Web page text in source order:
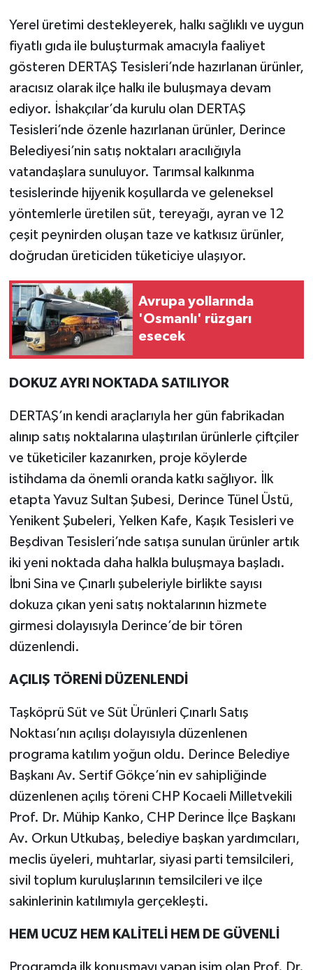
Yerel üretimi destekleyerek, halkı sağlıklı ve uygun
fiyatlı gıda ile buluşturmak amacıyla faaliyet
gösteren DERTAŞ Tesisleri’nde hazırlanan ürünler,
aracısız olarak ilçe halkı ile buluşmaya devam
ediyor. İshakçılar’da kurulu olan DERTAŞ
Tesisleri’nde özenle hazırlanan ürünler, Derince
Belediyesi’nin satış noktaları aracılığıyla
vatandaşlara sunuluyor. Tarımsal kalkınma
tesislerinde hijyenik koşullarda ve geleneksel
yöntemlerle üretilen süt, tereyağı, ayran ve 12
çeşit peynirden oluşan taze ve katkısız ürünler,
doğrudan üreticiden tüketiciye ulaşıyor.
Avrupa yollarında
'Osmanlı' rüzgarı
esecek
DOKUZ AYRI NOKTADA SATILIYOR
DERTAŞ’ın kendi araçlarıyla her gün fabrikadan
alınıp satış noktalarına ulaştırılan ürünlerle çiftçiler
ve tüketiciler kazanırken, proje köylerde
istihdama da önemli oranda katkı sağlıyor. İlk
etapta Yavuz Sultan Şubesi, Derince Tünel Üstü,
Yenikent Şubeleri, Yelken Kafe, Kaşık Tesisleri ve
Beşdivan Tesisleri’nde satışa sunulan ürünler artık
iki yeni noktada daha halkla buluşmaya başladı.
İbni Sina ve Çınarlı şubeleriyle birlikte sayısı
dokuza çıkan yeni satış noktalarının hizmete
girmesi dolayısıyla Derince’de bir tören
düzenlendi.
AÇILIŞ TÖRENİ DÜZENLENDİ
Taşköprü Süt ve Süt Ürünleri Çınarlı Satış
Noktası’nın açılışı dolayısıyla düzenlenen
programa katılım yoğun oldu. Derince Belediye
Başkanı Av. Sertif Gökçe’nin ev sahipliğinde
düzenlenen açılış töreni CHP Kocaeli Milletvekili
Prof. Dr. Mühip Kanko, CHP Derince İlçe Başkanı
Av. Orkun Utkubaş, belediye başkan yardımcıları,
meclis üyeleri, muhtarlar, siyasi parti temsilcileri,
sivil toplum kuruluşlarının temsilcileri ve ilçe
sakinlerinin katılımıyla gerçekleşti.
HEM UCUZ HEM KALİTELİ HEM DE GÜVENLİ
Programda ilk konuşmayı yapan isim olan Prof. Dr.